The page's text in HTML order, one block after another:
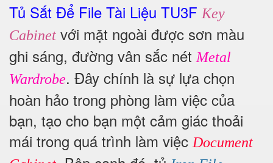
Tủ Sắt Để File Tài Liệu TU3F Key
Cabinet với mặt ngoài được sơn màu
ghi sáng, đường vân sắc nét Metal
Wardrobe. Đây chính là sự lựa chọn
hoàn hảo trong phòng làm việc của
bạn, tạo cho bạn một cảm giác thoải
mái trong quá trình làm việc Document